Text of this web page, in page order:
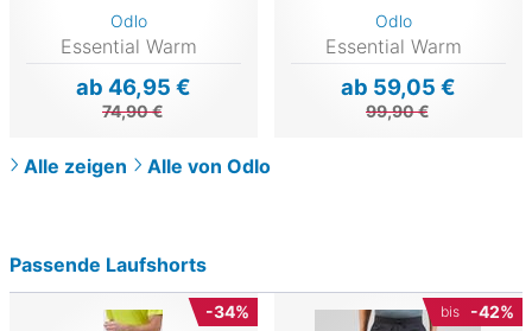
Odlo
Essential Warm
ab 46,95 €
74,90 €
Odlo
Essential Warm
ab 59,05 €
99,90 €
Alle zeigen Alle von Odlo
Passende Laufshorts
-34% bis -42%